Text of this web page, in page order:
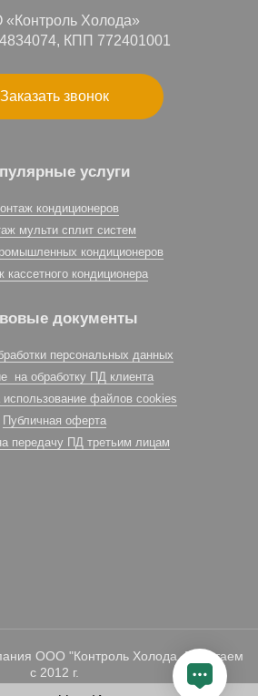
Холода»
КПП 772401001
Заказать звонок
услуги
кондиционеров
мульти сплит систем
кондиционеров
кассетного кондиционера
документы
персональных данных
на обработку ПД клиента
использование файлов cookies
Публичная оферта
передачу ПД третьим лицам
ООО "Контроль Холода. Работаем
с 2012 г.